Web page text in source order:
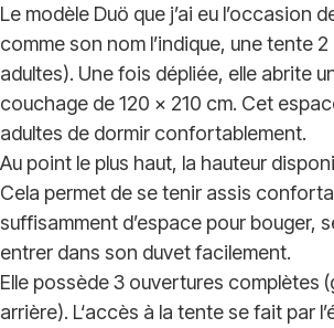
Le modèle Duö que j’ai eu l’occasion
comme son nom l’indique, une tente
adultes). Une fois dépliée, elle abrite
couchage de 120 x 210 cm. Cet
adultes de dormir confortablement.
Au point le plus haut, la hauteur
Cela permet de se tenir assis
suffisamment d’espace pour bouger,
entrer dans son duvet facilement.
Elle possède 3 ouvertures complètes
arrière). L‘accès à la tente se fait par